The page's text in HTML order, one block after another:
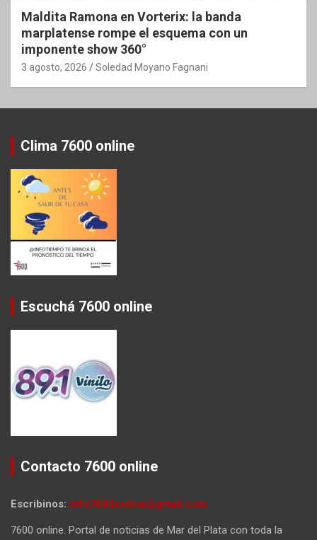
Maldita Ramona en Vorterix: la banda
marplatense rompe el esquema con un
imponente show 360°
3 agosto, 2026 Soledad Moyano Fagnani
Clima 7600 online
Escuchá 7600 online
Contacto 7600 online
Escribinos: info7600online@gmail.com
7600 online. Portal de noticias de Mar del Plata con toda la